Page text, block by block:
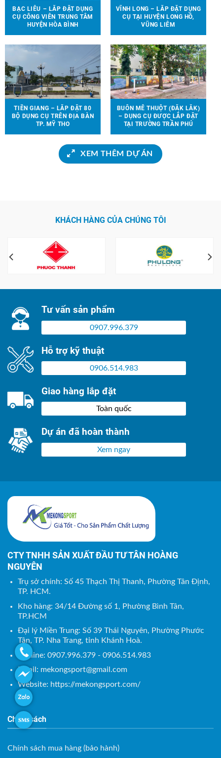
BẠC LIÊU – LẮP ĐẶT DỤNG
CỤ CÔNG VIÊN TRUNG TÂM
HUYỆN HÒA BÌNH
VĨNH LONG – LẮP ĐẶT DỤNG
CỤ TẠI HUYỆN LONG HỒ,
VŨNG LIÊM
TIỀN GIANG – LẮP ĐẶT 80
BỘ DỤNG CỤ TRÊN ĐỊA BÀN
TP. MỸ THO
BUÔN MÊ THUỘT (ĐẮK LẮK)
– DỤNG CỤ ĐƯỢC LẮP ĐẶT
TẠI TRƯỜNG TRẦN PHÚ
XEM THÊM DỰ ÁN
KHÁCH HÀNG CỦA CHÚNG TÔI
Tư vấn sản phẩm
0907.996.379
Hỗ trợ kỹ thuật
0906.514.983
Giao hàng lắp đặt
Toàn quốc
Dự án đã hoàn thành
Xem ngay
CTY TNHH SẢN XUẤT ĐẦU TƯ TÂN HOÀNG
NGUYÊN
Trụ sở chính: Số 45 Thạch Thị Thanh, Phường Tân Định,
TP. HCM.
Kho hàng: 34/14 Đường số 1, Phường Bình Tân,
TP.HCM
Đại lý Miền Trung: Số 39 Thái Nguyên, Phường Phước
Tân, TP. Nha Trang, tỉnh Khánh Hoà.
Hotline: 0907.996.379 - 0906.514.983
Email: mekongsport@gmail.com
Website: https://mekongsport.com/
Chính sách
Chính sách mua hàng (bảo hành)